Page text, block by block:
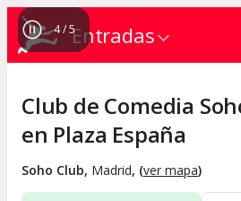
Entradas
4/5
Club de Comedia
en Plaza España
Soho Club, Madrid, (ver mapa)